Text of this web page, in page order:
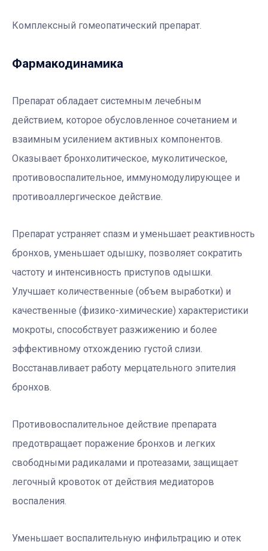
Комплексный гомеопатический препарат.
Фармакодинамика
Препарат обладает системным лечебным
действием, которое обусловленное сочетанием и
взаимным усилением активных компонентов.
Оказывает бронхолитическое, муколитическое,
противовоспалительное, иммуномодулирующее и
противоаллергическое действие.
Препарат устраняет спазм и уменьшает реактивность
бронхов, уменьшает одышку, позволяет сократить
частоту и интенсивность приступов одышки.
Улучшает количественные (объем выработки) и
качественные (физико-химические) характеристики
мокроты, способствует разжижению и более
эффективному отхождению густой слизи.
Восстанавливает работу мерцательного эпителия
бронхов.
Противовоспалительное действие препарата
предотвращает поражение бронхов и легких
свободными радикалами и протеазами, защищает
легочный кровоток от действия медиаторов
воспаления.
Уменьшает воспалительную инфильтрацию и отек